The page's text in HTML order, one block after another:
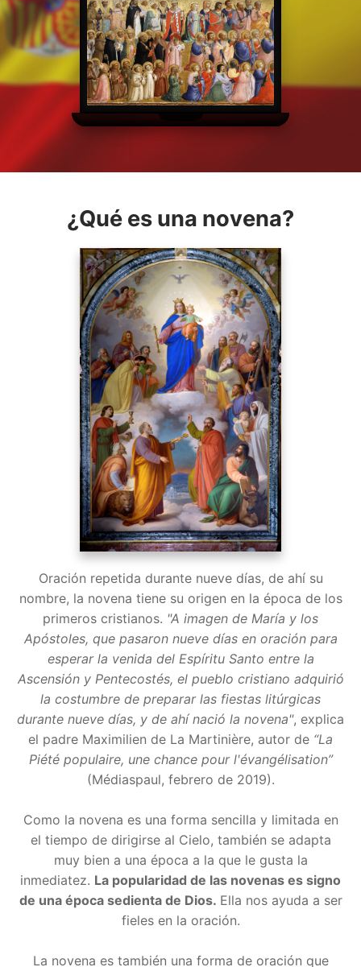
¿Qué es una novena?
Oración repetida durante nueve días, de ahí su
nombre, la novena tiene su origen en la época de los
primeros cristianos. "A imagen de María y los
Apóstoles, que pasaron nueve días en oración para
esperar la venida del Espíritu Santo entre la
Ascensión y Pentecostés, el pueblo cristiano adquirió
la costumbre de preparar las fiestas litúrgicas
durante nueve días, y de ahí nació la novena", explica
el padre Maximilien de La Martinière, autor de “La
Piété populaire, une chance pour l'évangélisation”
(Médiaspaul, febrero de 2019).
Como la novena es una forma sencilla y limitada en
el tiempo de dirigirse al Cielo, también se adapta
muy bien a una época a la que le gusta la
inmediatez. La popularidad de las novenas es signo
de una época sedienta de Dios. Ella nos ayuda a ser
fieles en la oración.
La novena es también una forma de oración que